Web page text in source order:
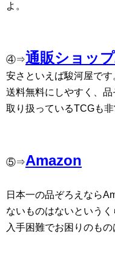
よ。
④⇒通販ショッ
安さといえば駿河屋です
送料無料にしやすく、品
取り扱っているTCGも
⑤⇒Amazon
日本一の品ぞろえなら
ないものはないというく
入手困難でお困りのも